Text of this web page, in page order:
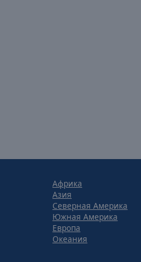
Африка
Азия
Северная Америка
Южная Америка
Европа
Океания